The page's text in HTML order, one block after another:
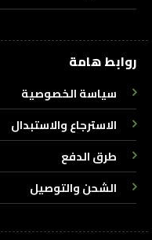
روابط هامة
سياسة الخصوصية
الاسترجاع والاستبدال
طرق الدفع
الشحن والتوصيل